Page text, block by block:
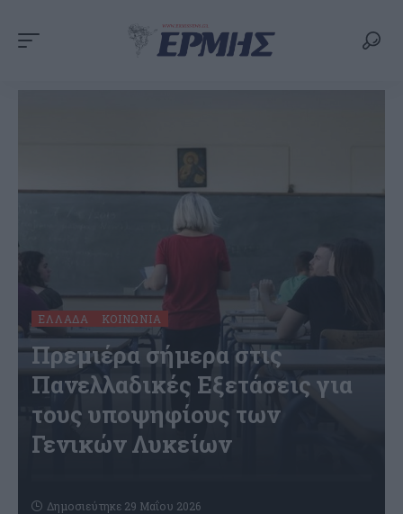
ΕΛΛΆΔΑ ΚΟΙΝΩΝΊΑ
Πρεμιέρα σήμερα στις
Πανελλαδικές Εξετάσεις για
τους υποψηφίους των
Γενικών Λυκείων
Δημοσιεύτηκε 29 Μαΐου 2026